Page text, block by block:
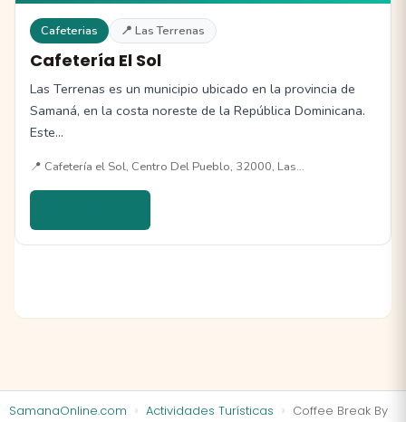
Cafeterias 📍 Las Terrenas
Cafetería El Sol
Las Terrenas es un municipio ubicado en la provincia de
Samaná, en la costa noreste de la República Dominicana.
Este…
📍 Cafetería el Sol, Centro Del Pueblo, 32000, Las…
SamanaOnline.com Actividades Turísticas
Coffee Break By